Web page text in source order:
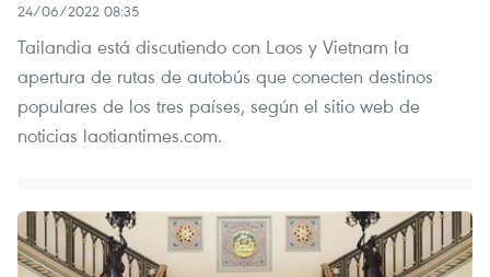
24/06/2022 08:35
Tailandia está discutiendo con Laos y Vietnam la
apertura de rutas de autobús que conecten destinos
populares de los tres países, según el sitio web de
noticias laotiantimes.com.